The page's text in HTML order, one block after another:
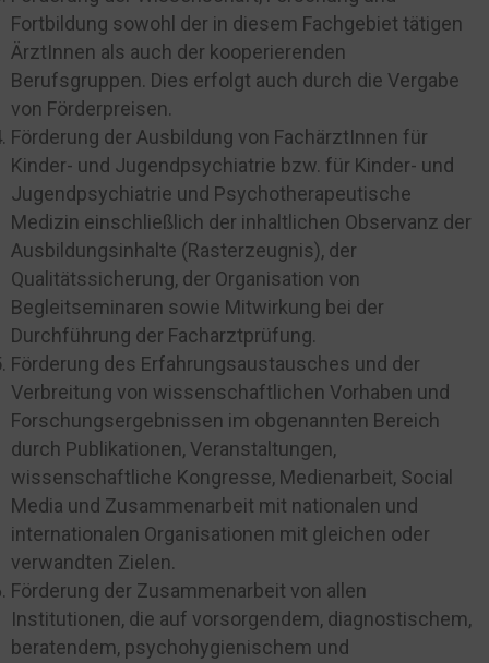
Fortbildung sowohl der in diesem Fachgebiet tätigen
ÄrztInnen als auch der kooperierenden
Berufsgruppen. Dies erfolgt auch durch die Vergabe
von Förderpreisen.
Förderung der Ausbildung von FachärztInnen für
Kinder- und Jugendpsychiatrie bzw. für Kinder- und
Jugendpsychiatrie und Psychotherapeutische
Medizin einschließlich der inhaltlichen Observanz der
Ausbildungsinhalte (Rasterzeugnis), der
Qualitätssicherung, der Organisation von
Begleitseminaren sowie Mitwirkung bei der
Durchführung der Facharztprüfung.
Förderung des Erfahrungsaustausches und der
Verbreitung von wissenschaftlichen Vorhaben und
Forschungsergebnissen im obgenannten Bereich
durch Publikationen, Veranstaltungen,
wissenschaftliche Kongresse, Medienarbeit, Social
Media und Zusammenarbeit mit nationalen und
internationalen Organisationen mit gleichen oder
verwandten Zielen.
Förderung der Zusammenarbeit von allen
Institutionen, die auf vorsorgendem, diagnostischem,
beratendem, psychohygienischem und